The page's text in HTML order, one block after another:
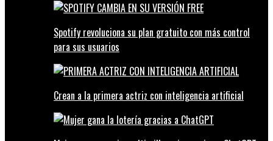
Spotify revoluciona su plan gratuito con más control
para sus usuarios
Crean a la primera actriz con inteligencia artificial